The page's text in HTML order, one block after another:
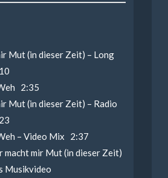
Mut (in dieser Zeit) – Long
2:35
Mut (in dieser Zeit) – Radio
– Video Mix 2:37
macht mir Mut (in dieser Zeit)
Musikvideo